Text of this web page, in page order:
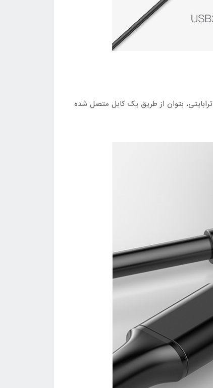
هاب آداپتور یو اس بی 3.0 به یو اس بی بیسوس، دارای یک پورت میکرو یو اس بی بوده که درصورت متصل کردن هارد دیسک 4 ترابایتی، بتوان از طریق یک کابل متصل شده